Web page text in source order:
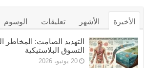
الأخيرة الأشهر تعليقات الوسوم
التهديد الصامت: المخاطر
التسوق البلاستيكية
20 يونيو، 2026